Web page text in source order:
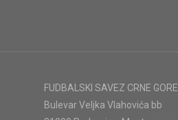
FUDBALSKI SAVEZ CRNE GORE
Bulevar Veljka Vlahovića bb